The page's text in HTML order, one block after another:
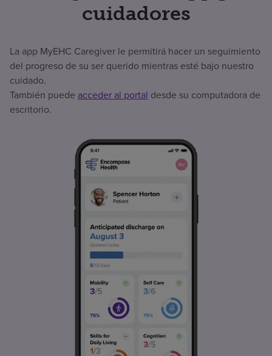
cuidadores
La app MyEHC Caregiver le permitirá hacer un seguimiento
del progreso de su ser querido mientras esté bajo nuestro
cuidado.
También puede acceder al portal desde su computadora de
escritorio.